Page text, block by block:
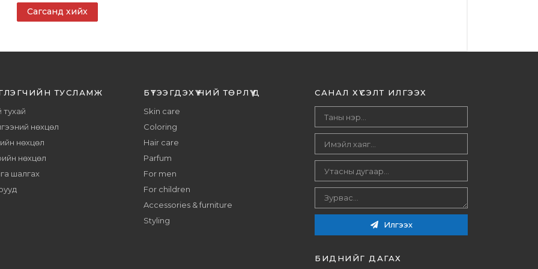
Сагсанд хийх
ТУСЛАМЖ
тухай
нөхцөл
нөхцөл
нөхцөл
шалгах
БҮТЭЭГДЭХҮҮНИЙ ТӨРЛҮҮД
Skin care
Coloring
Hair care
Parfum
For men
For children
Accessories & furniture
Styling
САНАЛ ХҮСЭЛТ ИЛГЭЭХ
Илгээх
БИДНИЙГ ДАГАХ